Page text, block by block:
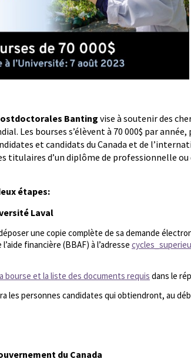
Banting vise à soutenir des
Les bourses s’élèvent à 70 000$ par année,
et candidats du Canada et de
titulaires d’un diplôme de professionnelle
étapes:
Laval
une copie complète de sa demande
financière (BBAF) à l’adresse
bourse et la liste des documents requis dans le
les personnes candidates qui obtiendront, au
du Canada